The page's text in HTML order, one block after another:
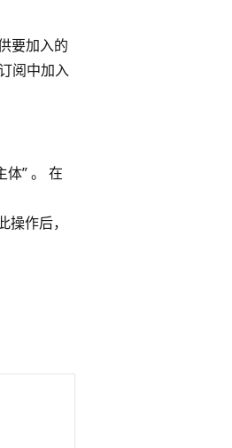
要加入的
阅中加入
体” 。 在
作后，